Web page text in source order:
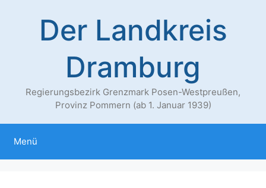
Der Landkreis
Dramburg
Regierungsbezirk Grenzmark Posen-Westpreußen,
Provinz Pommern (ab 1. Januar 1939)
Menü